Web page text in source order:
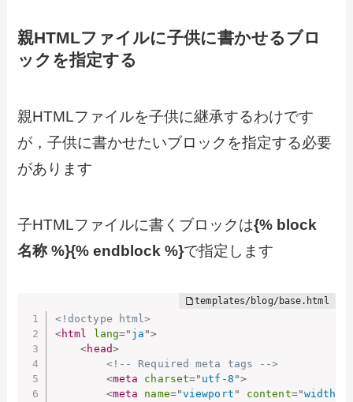
親HTMLファイルに子供に書かせるブロ
ックを指定する
親HTMLファイルを子供に継承するわけです
が，子供に書かせたいブロックを指定する必要
があります
子HTMLファイルに書くブロックは{% block
名称 %}{% endblock %}で指定します
<!doctype html>
<html lang=" ja ">
<head>
<!-- Required meta tags -->
<meta charset=" utf-8 ">
<meta name="viewport " content="